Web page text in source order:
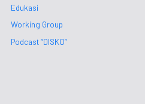
Edukasi
Working Group
Podcast “DISKO”